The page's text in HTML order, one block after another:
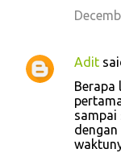
Adit
Berapa
sampai
dengan